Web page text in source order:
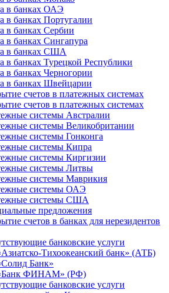
в банках ОАЭ
в банках Португалии
в банках Сербии
в банках Сингапура
в банках США
в банках Турецкой Республики
в банках Черногории
в банках Швейцарии
счетов в платежных системах
счетов в платежных системах
системы Австралии
системы Великобритании
системы Гонконга
системы Кипра
системы Киргизии
системы Литвы
системы Маврикия
системы ОАЭ
системы США
предложения
счетов в банках для нерезидентов
банковские услуги
Тихоокеанский банк» (АТБ)
Банк»
ФИНАМ» (РФ)
банковские услуги